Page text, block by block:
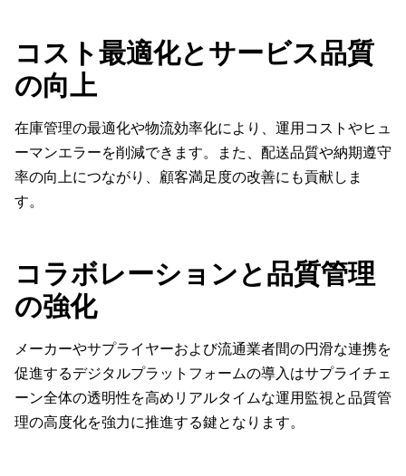
コスト最適化とサービス品質
の向上
在庫管理の最適化や物流効率化により、運用コストやヒュ
ーマンエラーを削減できます。また、配送品質や納期遵守
率の向上につながり、顧客満足度の改善にも貢献しま
す。
コラボレーションと品質管理
の強化
メーカーやサプライヤーおよび流通業者間の円滑な連携を
促進するデジタルプラットフォームの導入はサプライチェ
ーン全体の透明性を高めリアルタイムな運用監視と品質管
理の高度化を強力に推進する鍵となります。